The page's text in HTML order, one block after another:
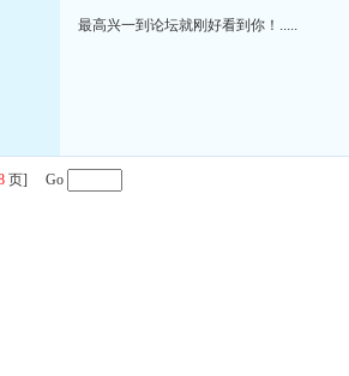
最高兴一到论坛就刚好看到你！.....
页] Go